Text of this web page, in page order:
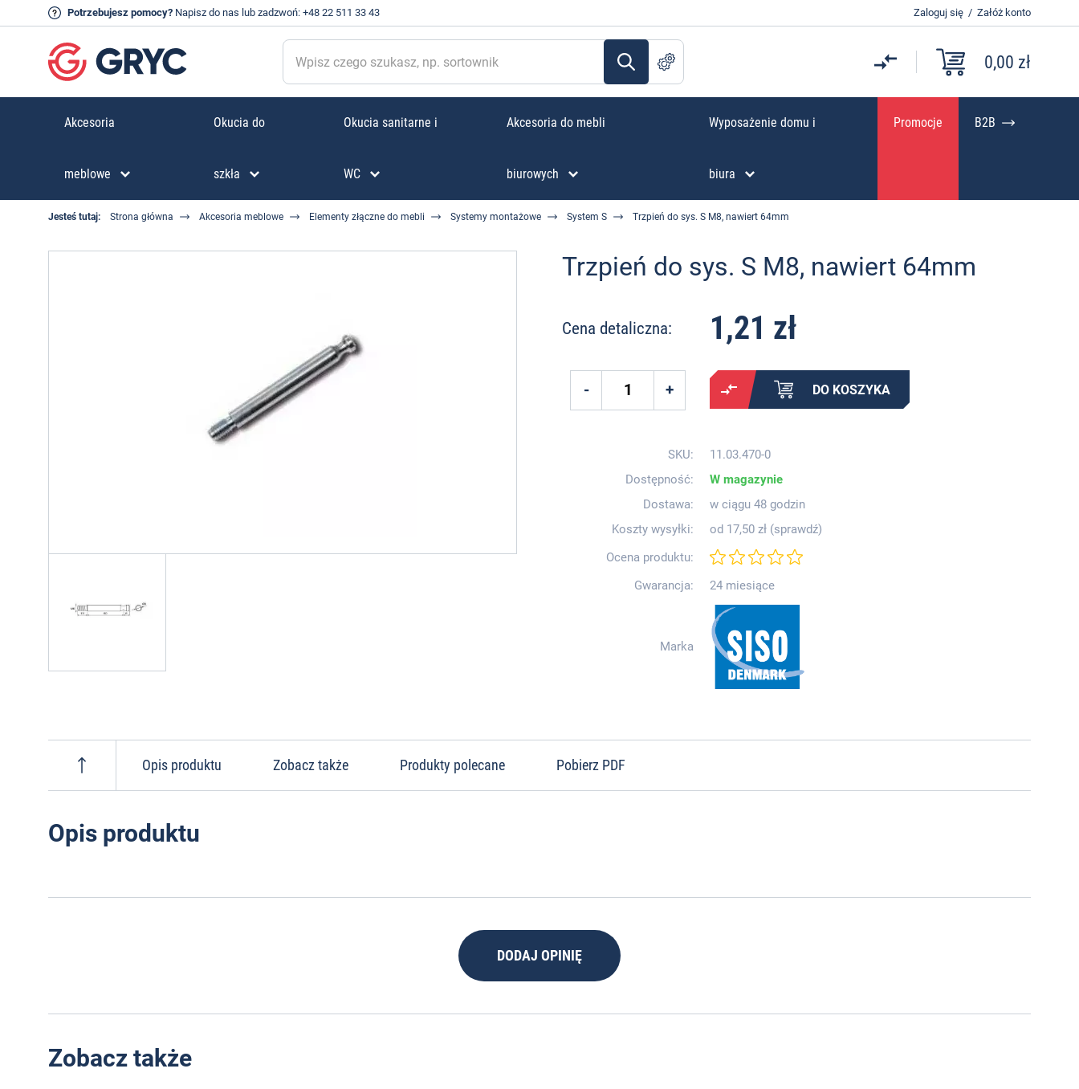
Potrzebujesz pomocy? Napisz do nas lub zadzwoń: +48 22 511 33 43 Zaloguj się / Załóż konto
0,00 zł
Akcesoria
meblowe
Okucia do
szkła
Okucia sanitarne i
WC
Akcesoria do mebli
biurowych
Wyposażenie domu i
biura
Promocje B2B
Jesteś tutaj: Strona główna Akcesoria meblowe Elementy złączne do mebli Systemy montażowe System S Trzpień do sys. S M8, nawiert 64mm
Trzpień do sys. S M8, nawiert 64mm
Cena detaliczna: 1,21 zł
DO KOSZYKA
SKU:
11.03.470-0
Dostępność:
W magazynie
Dostawa:
w ciągu 48 godzin
Koszty wysyłki:
od 17,50 zł (sprawdź)
Ocena produktu:
Gwarancja:
24 miesiące
Marka
Opis produktu Zobacz także Produkty polecane Pobierz PDF
Opis produktu
DODAJ OPINIĘ
Zobacz także